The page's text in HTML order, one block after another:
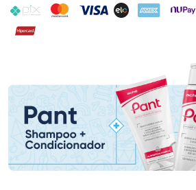
PIX MasterCard
VISA ELO AMEX NuPay
Hipercard
Promoção em Destaque